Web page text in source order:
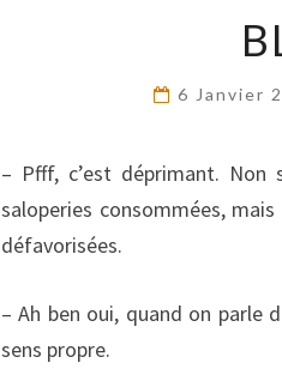
6 Janvier
– Pfff, c’est déprimant. Non
saloperies consommées,
défavorisées.
– Ah ben oui, quand on parle
sens propre.